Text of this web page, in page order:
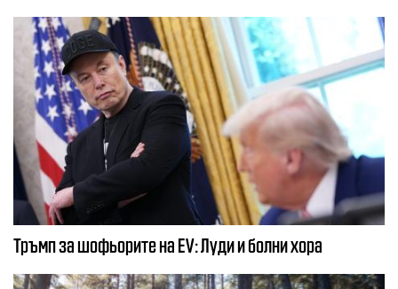
Тръмп за шофьорите на EV: Луди и болни хора